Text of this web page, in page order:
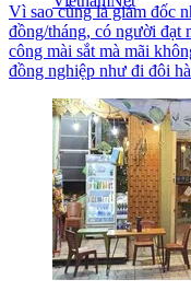
Vì sao cùng là giám đốc
đồng/tháng, có người đạt
công mài sắt mà mãi
đồng nghiệp như đi đôi